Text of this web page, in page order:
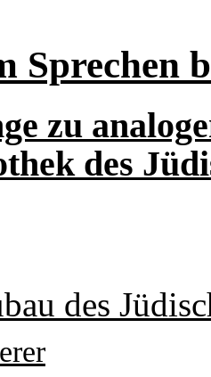
Sprechen
zu
des
des